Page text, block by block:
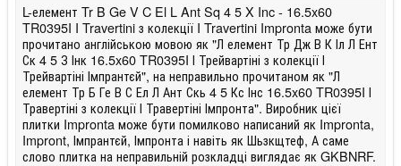
L-елемент Tr B Ge V C El L Ant Sq 4 5 X Inc - 16.5x60
TR0395I I Travertini з колекції I Travertini Impronta може бути
прочитано англійською мовою як "Л елемент Тр Дж В К Іл Л Ент
Ск 4 5 З Інк 16.5x60 TR0395I І Трейвартіні з колекції І
Трейвартіні Імпрантєй", на неправильно прочитаном як "Л
елемент Тр Б Ге В С Ел Л Ант Скь 4 5 Кс Інс 16.5x60 TR0395I І
Травертіні з колекції І Травертіні Імпронта". Виробник цієї
плитки Impronta може бути помилково написаний як Impronta,
Impront, Імпрантєй, Імпронта і навіть як Шьзкщтеф, А саме
слово плитка на неправильній розкладці виглядає як GKBNRF.